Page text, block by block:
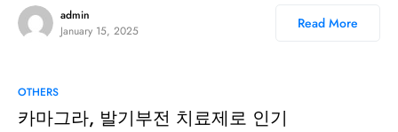
admin
January 15, 2025
Read More
OTHERS
카마그라, 발기부전 치료제로 인기